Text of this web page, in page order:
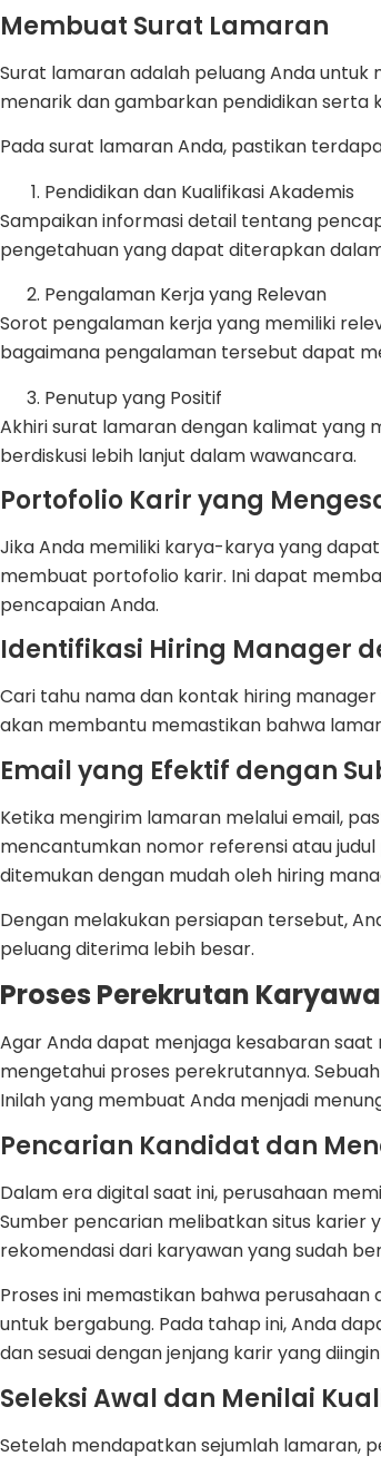
Membuat Surat Lamaran
Surat lamaran adalah peluang Anda
menarik dan gambarkan pendidikan serta
Pada surat lamaran Anda, pastikan
Pendidikan dan Kualifikasi Akademis
Sampaikan informasi detail tentang
pengetahuan yang dapat diterapkan
Pengalaman Kerja yang Relevan
Sorot pengalaman kerja yang memiliki
bagaimana pengalaman tersebut dapat
Penutup yang Positif
Akhiri surat lamaran dengan kalimat yang
berdiskusi lebih lanjut dalam wawancara.
Portofolio Karir yang
Jika Anda memiliki karya-karya yang
membuat portofolio karir. Ini dapat
pencapaian Anda.
Identifikasi Hiring Manager
Cari tahu nama dan kontak hiring
akan membantu memastikan bahwa
Email yang Efektif dengan
Ketika mengirim lamaran melalui email,
mencantumkan nomor referensi atau
ditemukan dengan mudah oleh hiring
Dengan melakukan persiapan tersebut,
peluang diterima lebih besar.
Proses Perekrutan
Agar Anda dapat menjaga kesabaran
mengetahui proses perekrutannya.
Inilah yang membuat Anda menjadi
Pencarian Kandidat dan
Dalam era digital saat ini, perusahaan
Sumber pencarian melibatkan situs karier
rekomendasi dari karyawan yang sudah
Proses ini memastikan bahwa
untuk bergabung. Pada tahap ini, Anda
dan sesuai dengan jenjang karir yang
Seleksi Awal dan Menilai
Setelah mendapatkan sejumlah lamaran,